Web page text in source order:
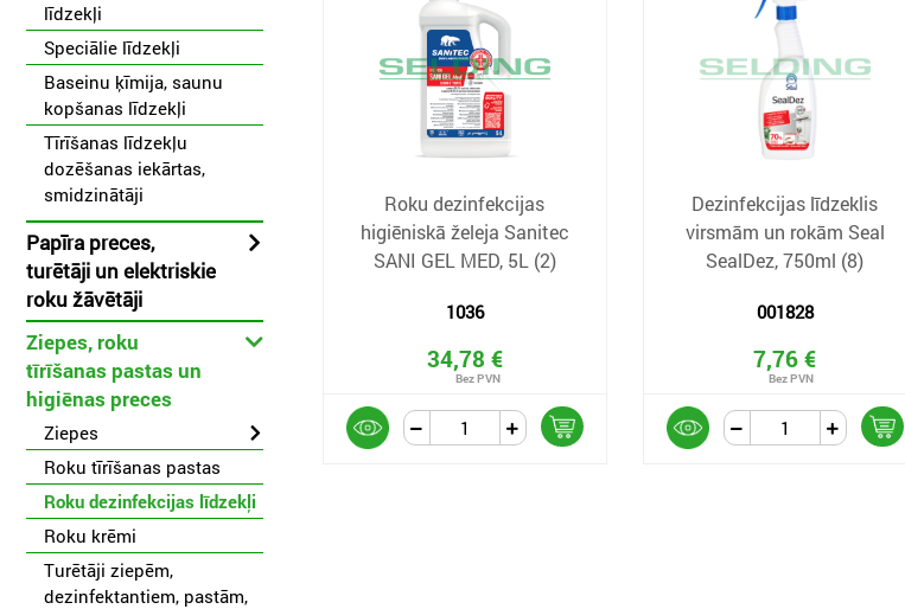
līdzekļi
Speciālie līdzekļi
Baseinu ķīmija, saunu
kopšanas līdzekļi
Tīrīšanas līdzekļu
dozēšanas iekārtas,
smidzinātāji
Papīra preces,
turētāji un elektriskie
roku žāvētāji
Ziepes, roku
tīrīšanas pastas un
higiēnas preces
Ziepes
Roku tīrīšanas pastas
Roku dezinfekcijas līdzekļi
Roku krēmi
Turētāji ziepēm,
dezinfektantiem, pastām,
Roku dezinfekcijas
higiēniskā želeja Sanitec
SANI GEL MED, 5L (2)
1036
34,78 €
Dezinfekcijas līdzeklis
virsmām un rokām Seal
SealDez, 750ml (8)
001828
7,76 €